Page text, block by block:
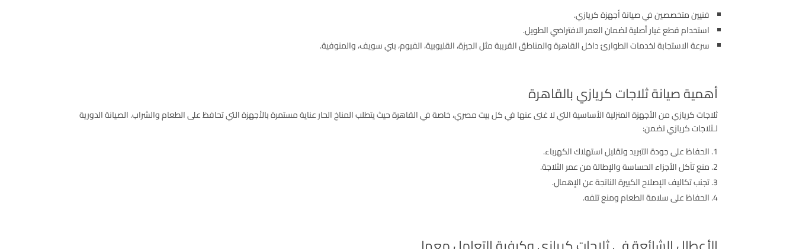
فنيين متخصصين في صيانة أجهزة كريازي.
استخدام قطع غيار أصلية لضمان العمر الافتراضي الطويل.
سرعة الاستجابة لخدمات الطوارئ داخل القاهرة والمناطق القريبة مثل الجيزة، القليوبية، الفيوم، بني سويف، والمنوفية.
أهمية صيانة ثلاجات كريازي بالقاهرة
ثلاجات كريازي من الأجهزة المنزلية الأساسية التي لا غنى عنها في كل بيت مصري، خاصة في القاهرة حيث يتطلب المناخ الحار عناية مستمرة بالأجهزة التي تحافظ على الطعام والشراب. الصيانة الدورية
لـثلاجات كريازي تضمن:
الحفاظ على جودة التبريد وتقليل استهلاك الكهرباء.
منع تآكل الأجزاء الحساسة والإطالة من عمر الثلاجة.
تجنب تكاليف الإصلاح الكبيرة الناتجة عن الإهمال.
الحفاظ على سلامة الطعام ومنع تلفه.